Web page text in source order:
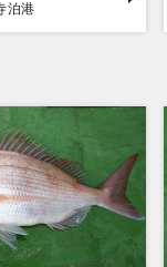
泊港